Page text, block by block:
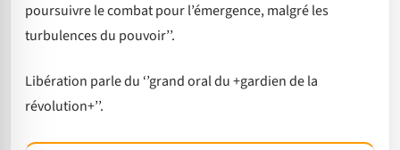
poursuivre le combat pour l’émergence, malgré les
turbulences du pouvoir’’.
Libération parle du ‘’grand oral du +gardien de la
révolution+’’.